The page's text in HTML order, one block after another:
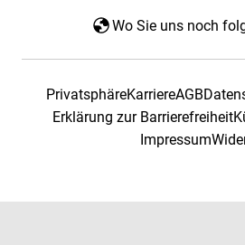
Wo Sie uns noch
PrivatsphäreKarriereAGB
Erklärung zur Barrierefreiheit
Impressum